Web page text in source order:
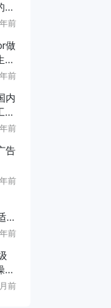
建
前
做
图
前
内
作
前
告
前
前
教
前